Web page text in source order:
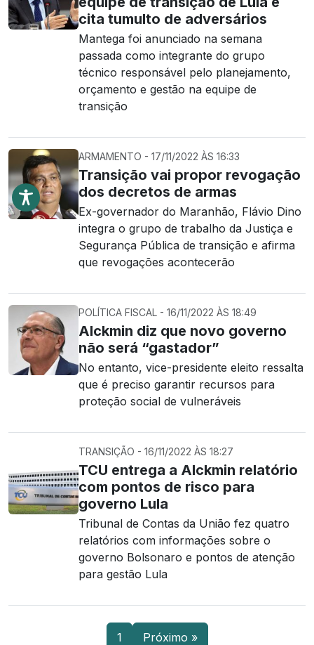
cita tumulto de adversários
Mantega foi anunciado na semana
passada como integrante do grupo
técnico responsável pelo planejamento,
orçamento e gestão na equipe de
transição
ARMAMENTO - 17/11/2022 ÀS 16:33
Transição vai propor revogação
dos decretos de armas
Ex-governador do Maranhão, Flávio Dino
integra o grupo de trabalho da Justiça e
Segurança Pública de transição e afirma
que revogações acontecerão
POLÍTICA FISCAL - 16/11/2022 ÀS 18:49
Alckmin diz que novo governo
não será “gastador”
No entanto, vice-presidente eleito ressalta
que é preciso garantir recursos para
proteção social de vulneráveis
TRANSIÇÃO - 16/11/2022 ÀS 18:27
TCU entrega a Alckmin relatório
com pontos de risco para
governo Lula
Tribunal de Contas da União fez quatro
relatórios com informações sobre o
governo Bolsonaro e pontos de atenção
para gestão Lula
1 Próximo »